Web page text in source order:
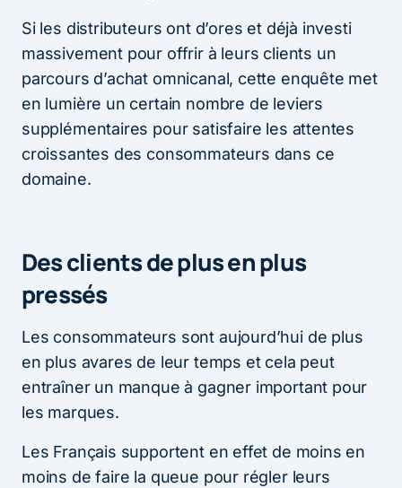
Si les distributeurs ont d’ores et déjà investi
massivement pour offrir à leurs clients un
parcours d’achat omnicanal, cette enquête met
en lumière un certain nombre de leviers
supplémentaires pour satisfaire les attentes
croissantes des consommateurs dans ce
domaine.
Des clients de plus en plus
pressés
Les consommateurs sont aujourd’hui de plus
en plus avares de leur temps et cela peut
entraîner un manque à gagner important pour
les marques.
Les Français supportent en effet de moins en
moins de faire la queue pour régler leurs